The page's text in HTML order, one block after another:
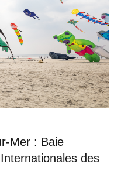
Mer : Baie
des